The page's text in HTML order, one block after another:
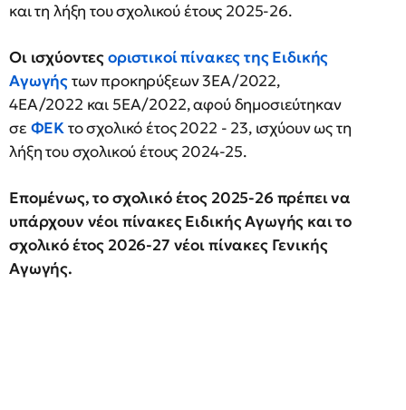
και τη λήξη του σχολικού έτους 2025-26.
Οι ισχύοντεςοριστικοί πίνακες της Ειδικής
Αγωγήςτων προκηρύξεων 3ΕΑ/2022,
4ΕΑ/2022 και 5ΕΑ/2022, αφού δημοσιεύτηκαν
σε ΦΕΚτο σχολικό έτος 2022 - 23, ισχύουν ως τη
λήξη του σχολικού έτους 2024-25.
Επομένως, το σχολικό έτος 2025-26 πρέπει να
υπάρχουν νέοι πίνακες Ειδικής Αγωγής και το
σχολικό έτος 2026-27 νέοι πίνακες Γενικής
Αγωγής.